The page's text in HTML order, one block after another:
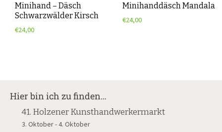
Minihand – Däsch
Schwarzwälder Kirsch
€24,00
Minihanddäsch Mandala
€24,00
Hier bin ich zu finden…
41. Holzener Kunsthandwerkermarkt
3. Oktober-4. Oktober